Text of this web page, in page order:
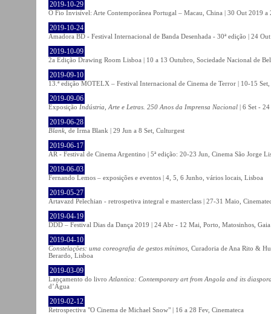
2019-10-29
O Fio Invisível: Arte Contemporânea Portugal – Macau, China | 30 Out 2019
2019-10-24
Amadora BD - Festival Internacional de Banda Desenhada - 30ª edição | 24
2019-10-09
2a Edição Drawing Room Lisboa | 10 a 13 Outubro, Sociedade Nacional de
2019-09-10
13.ª edição MOTELX – Festival Internacional de Cinema de Terror | 10-15
2019-09-06
Exposição Indústria, Arte e Letras. 250 Anos da Imprensa Nacional | 6 Set -
2019-06-28
Blank , de Irma Blank | 29 Jun a 8 Set, Culturgest
2019-06-17
AR - Festival de Cinema Argentino | 5ª edição: 20-23 Jun, Cinema São Jorge
2019-06-03
Fernando Lemos – exposições e eventos | 4, 5, 6 Junho, vários locais, Lisboa
2019-05-27
Artavazd Pelechian - retrospetiva integral e masterclass | 27-31 Maio,
2019-04-19
DDD – Festival Dias da Dança 2019 | 24 Abr - 12 Mai, Porto, Matosinhos, Gaia
2019-04-10
Constelações: uma coreografia de gestos mínimos , Curadoria de Ana Rito &
Berardo, Lisboa
2019-03-09
Lançamento do livro Atlantica: Contemporary art from Angola and its
d’Água
2019-02-12
Retrospectiva "O Cinema de Michael Snow" | 16 a 28 Fev, Cinemateca